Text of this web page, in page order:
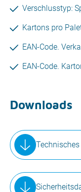
Verschlusstyp:
Kartons pro
EAN-Code.
EAN-Code.
Downloads